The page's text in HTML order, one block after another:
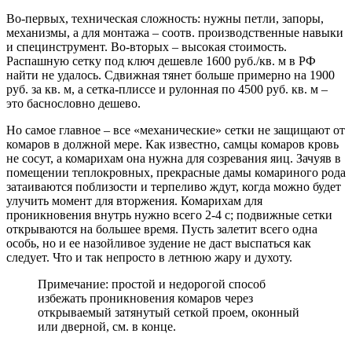
Во-первых, техническая сложность: нужны петли, запоры,
механизмы, а для монтажа – соотв. производственные навыки
и специнструмент. Во-вторых – высокая стоимость.
Распашную сетку под ключ дешевле 1600 руб./кв. м в РФ
найти не удалось. Сдвижная тянет больше примерно на 1900
руб. за кв. м, а сетка-плиссе и рулонная по 4500 руб. кв. м –
это баснословно дешево.
Но самое главное – все «механические» сетки не защищают от
комаров в должной мере. Как известно, самцы комаров кровь
не сосут, а комарихам она нужна для созревания яиц. Зачуяв в
помещении теплокровных, прекрасные дамы комариного рода
затаиваются поблизости и терпеливо ждут, когда можно будет
улучить момент для вторжения. Комарихам для
проникновения внутрь нужно всего 2-4 с; подвижные сетки
открываются на большее время. Пусть залетит всего одна
особь, но и ее назойливое зудение не даст выспаться как
следует. Что и так непросто в летнюю жару и духоту.
Примечание: простой и недорогой способ
избежать проникновения комаров через
открываемый затянутый сеткой проем, оконный
или дверной, см. в конце.